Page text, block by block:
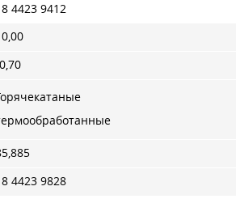
4423 9412
4423 9828